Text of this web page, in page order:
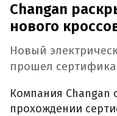
Changan
нового
Новый
прошел
Компания Changan
прохождении